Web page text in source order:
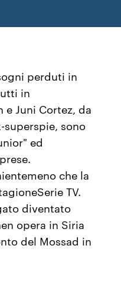
perduti in
in
e Juni Cortez, da
sono
ed
che la
TV.
diventato
opera in Siria
del Mossad in